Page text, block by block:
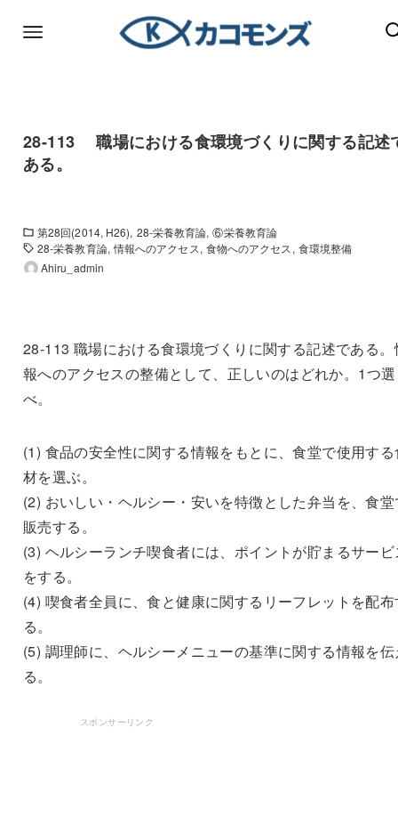
28-113 職場における食環境づくりに関する記述
ある。
第28回(2014, H26) 28-栄養教育論 ⑥栄養教育論
28-栄養教育論 情報へのアクセス 食物へのアクセス 食環境整備
Ahiru_admin
28-113 職場における食環境づくりに関する記述である。
報へのアクセスの整備として、正しいのはどれか。1つ選
べ。
(1) 食品の安全性に関する情報をもとに、食堂で使用す
材を選ぶ。
(2) おいしい・ヘルシー・安いを特徴とした弁当を、食
販売する。
(3) ヘルシーランチ喫食者には、ポイントが貯まるサー
をする。
(4) 喫食者全員に、食と健康に関するリーフレットを配
る。
(5) 調理師に、ヘルシーメニューの基準に関する情報を
る。
スポンサーリンク